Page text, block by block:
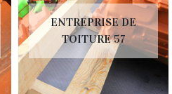
ENTREPRISE DE
TOITURE 57